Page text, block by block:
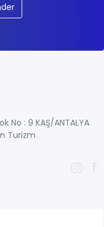
No : 9 KAŞ/ANTALYA
Turizm